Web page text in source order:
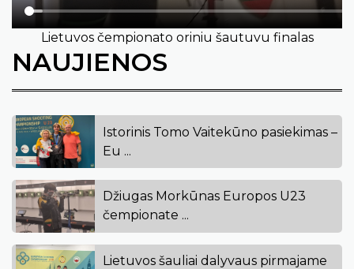
Lietuvos čempionato oriniu šautuvu finalas
NAUJIENOS
Istorinis Tomo Vaitekūno pasiekimas –
Eu ...
Džiugas Morkūnas Europos U23
čempionate ...
Lietuvos šauliai dalyvaus pirmajame